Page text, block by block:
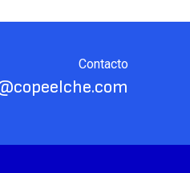
Contacto